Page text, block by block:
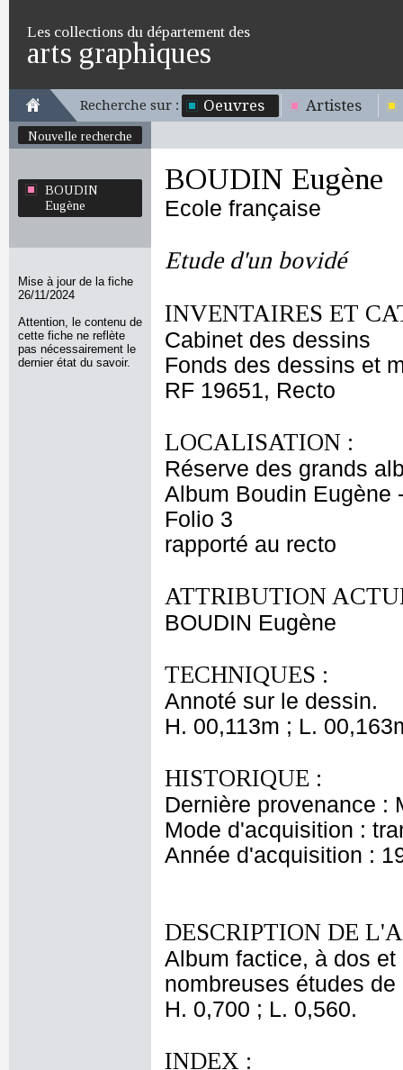
Les collections du département des
arts graphiques
Recherche sur : Oeuvres Artistes
Nouvelle recherche
BOUDIN
Eugène
Mise à jour de la fiche
26/11/2024
Attention, le contenu de
cette fiche ne reflète
pas nécessairement le
dernier état du savoir.
BOUDIN Eugène
Ecole française
Etude d'un bovidé
INVENTAIRES ET
Cabinet des dessins
Fonds des dessins et
RF 19651, Recto
LOCALISATION :
Réserve des grands
Album Boudin Eugène
Folio 3
rapporté au recto
ATTRIBUTION
BOUDIN Eugène
TECHNIQUES :
Annoté sur le dessin.
H. 00,113m ; L.
HISTORIQUE :
Dernière provenance :
Mode d'acquisition :
Année d'acquisition :
DESCRIPTION DE
Album factice, à dos
nombreuses études
H. 0,700 ; L. 0,560.
INDEX :